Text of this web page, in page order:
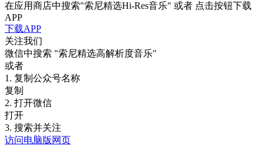
在应用商店中搜索"索尼精选Hi-Res音乐" 或者 点击按钮下载
APP
下载APP
关注我们
微信中搜索 "索尼精选高解析度音乐"
或者
1. 复制公众号名称
复制
2. 打开微信
打开
3. 搜索并关注
访问电脑版网页